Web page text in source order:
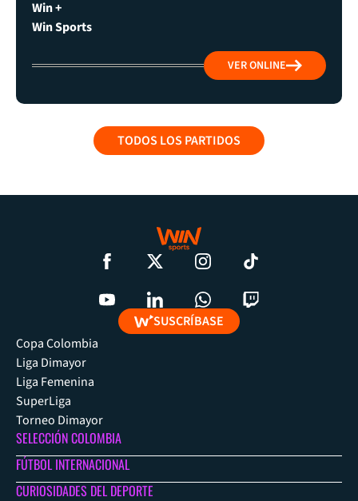
Win +
Win Sports
VER ONLINE
TODOS LOS PARTIDOS
SUSCRÍBASE
Copa Colombia
Liga Dimayor
Liga Femenina
SuperLiga
Torneo Dimayor
SELECCIÓN COLOMBIA
FÚTBOL INTERNACIONAL
CURIOSIDADES DEL DEPORTE